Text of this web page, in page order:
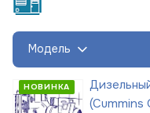
Модель
НОВИНКА
(Cummins